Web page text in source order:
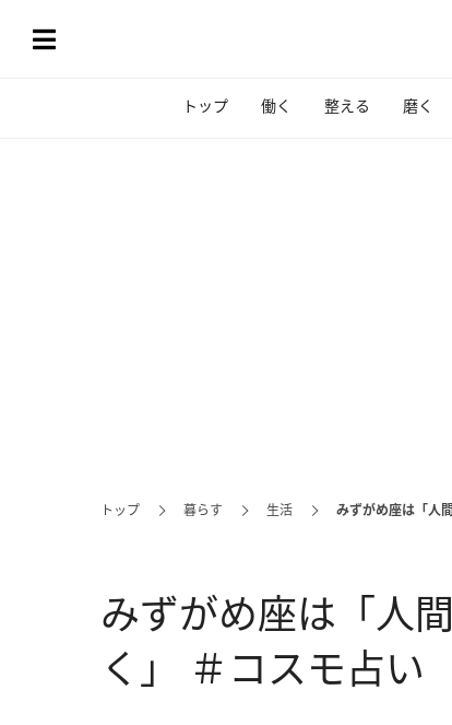
トップ 働く 整える 磨く
トップ 暮らす 生活 みずがめ座は「人
みずがめ座は「人
く」 ＃コスモ占い